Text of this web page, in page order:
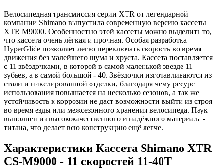
Велосипедная трансмиссия серии XTR от легендарной
компании Shimano выпустила современную версию кассеты
XTR M9000. Особенностью этой кассеты можно выделить то,
что кассета очень лёгкая и прочная. Особая разработка
HyperGlide позволяет легко переключать скорость во время
движения без малейшего шума и хруста. Кассета поставляется
с 11 звёздочками, в которой в самой маленькой звезде 11
зубьев, а в самой большой - 40. Звёздочки изготавливаются из
стали и никелированной отделки, благодаря чему ресурс
использования повышается на несколько сезонов, а так же
устойчивость к коррозии не даст возможности выйти из строя
во время езды или межсезонного хранения велосипеда. Паук
выполнен из высококачественного и надёжного материала -
титана, что делает всю конструкцию ещё легче.
Характеристики Кассета Shimano XTR
CS-M9000 - 11 скоростей 11-40Т